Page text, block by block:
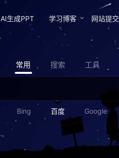
AI生成PPT 学习博客 网站提交
常用 搜索 工具
Bing 百度 Google